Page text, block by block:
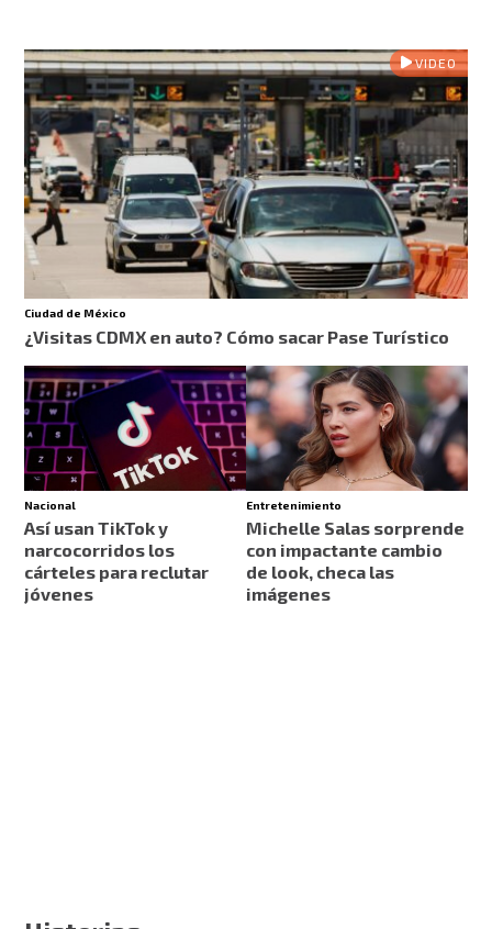
VIDEO
Ciudad de México
¿Visitas CDMX en auto? Cómo sacar Pase Turístico
Nacional
Así usan TikTok y
narcocorridos los
cárteles para reclutar
jóvenes
Entretenimiento
Michelle Salas sorprende
con impactante cambio
de look, checa las
imágenes